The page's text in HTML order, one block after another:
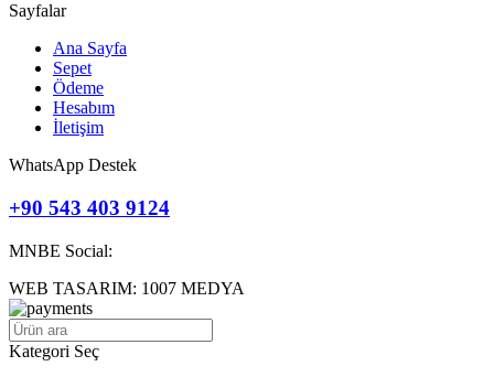
Sayfalar
Ana Sayfa
Sepet
Ödeme
Hesabım
İletişim
WhatsApp Destek
+90 543 403 9124
MNBE Social:
WEB TASARIM: 1007 MEDYA
Kategori Seç